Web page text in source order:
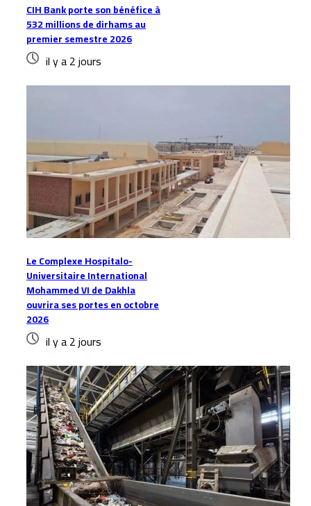
CIH Bank porte son bénéfice à
532 millions de dirhams au
premier semestre 2026
il y a 2 jours
Le Complexe Hospitalo-
Universitaire International
Mohammed VI de Dakhla
ouvrira ses portes en octobre
2026
il y a 2 jours